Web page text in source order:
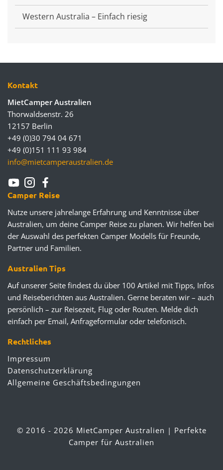
Western Australia – Einfach riesig
Kontakt
MietCamper Australien
Thorwaldsenstr. 26
12157 Berlin
+49 (0)30 794 04 671
+49 (0)151 111 93 984
info@mietcamperaustralien.de
Camper Reise
Nutze unsere jahrelange Erfahrung und Kenntnisse über
Australien, um deine Camper Reise zu planen. Wir helfen bei
der Auswahl des perfekten Camper Modells für Freunde,
Partner und Familien.
Australien Tips
Auf unserer Seite findest du über 100 Artikel mit Tipps, Infos
und Reiseberichten aus Australien. Gerne beraten wir – auch
persönlich – zur Reisezeit, Flug oder Routen. Melde dich
einfach per Email, Anfrageformular oder telefonisch.
Rechtliches
Impressum
Datenschutzerklärung
Allgemeine Geschäftsbedingungen
© 2016 - 2026 MietCamper Australien | Perfekte
Camper für Australien